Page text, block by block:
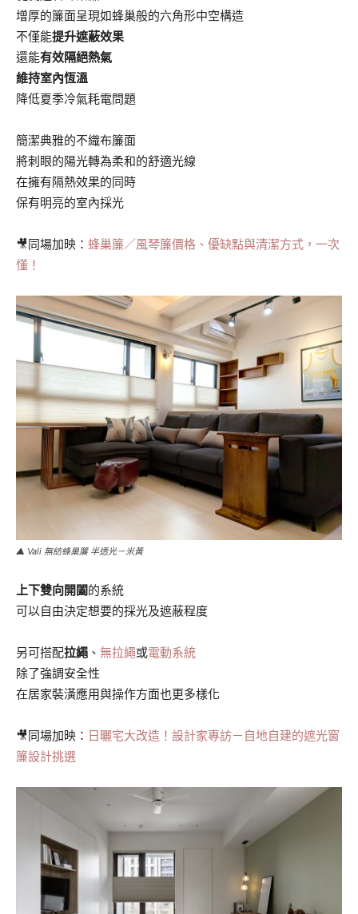
增厚的簾面呈現如蜂巢般的六角形中空構造
不僅能提升遮蔽效果
還能有效隔絕熱氣
維持室內恆溫
降低夏季冷氣耗電問題
簡潔典雅的不織布簾面
將刺眼的陽光轉為柔和的舒適光線
在擁有隔熱效果的同時
保有明亮的室內採光
🎥同場加映： 蜂巢簾／風琴簾價格、優缺點與清潔方式，一次
懂！
▲ Vali 無紡蜂巢簾 半透光－米黃
上下雙向開闔的系統
可以自由決定想要的採光及遮蔽程度
另可搭配拉繩 、 無拉繩或電動系統
除了強調安全性
在居家裝潢應用與操作方面也更多樣化
🎥同場加映： 日曬宅大改造！設計家專訪－自地自建的遮光窗
簾設計挑選